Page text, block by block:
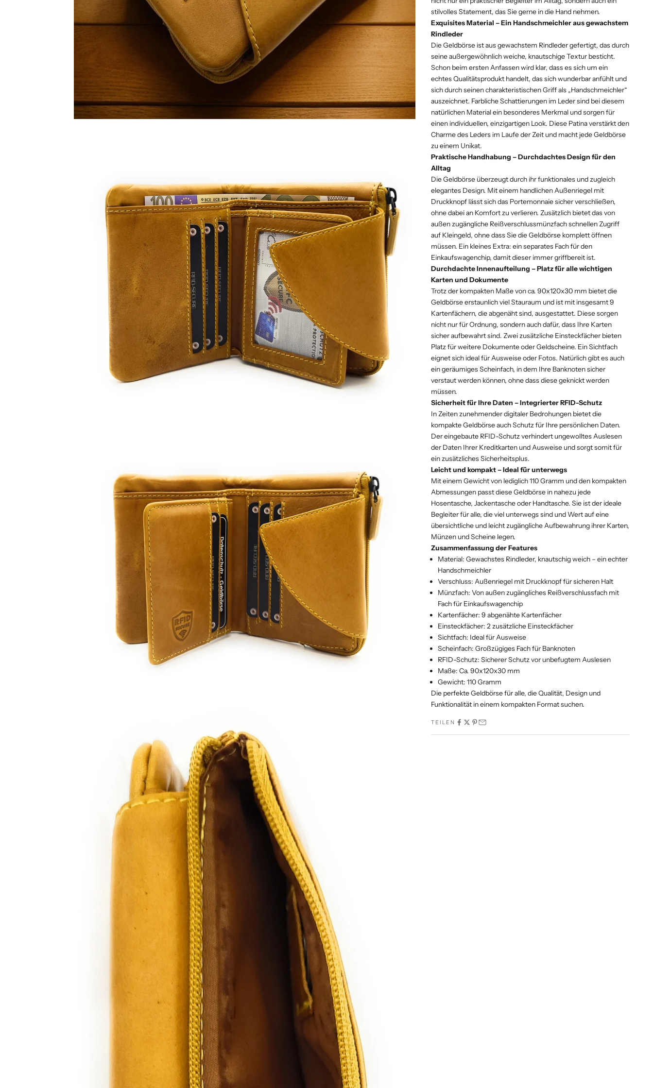
stilvolles Statement, das Sie gerne in die Hand nehmen.
Exquisites Material – Ein Handschmeichler aus gewachstem
Rindleder
Die Geldbörse ist aus gewachstem Rindleder gefertigt, das durch
seine außergewöhnlich weiche, knautschige Textur besticht.
Schon beim ersten Anfassen wird klar, dass es sich um ein
echtes Qualitätsprodukt handelt, das sich wunderbar anfühlt und
sich durch seinen charakteristischen Griff als „Handschmeichler“
auszeichnet. Farbliche Schattierungen im Leder sind bei diesem
natürlichen Material ein besonderes Merkmal und sorgen für
einen individuellen, einzigartigen Look. Diese Patina verstärkt den
Charme des Leders im Laufe der Zeit und macht jede Geldbörse
zu einem Unikat.
Praktische Handhabung – Durchdachtes Design für den
Alltag
Die Geldbörse überzeugt durch ihr funktionales und zugleich
elegantes Design. Mit einem handlichen Außenriegel mit
Druckknopf lässt sich das Portemonnaie sicher verschließen,
ohne dabei an Komfort zu verlieren. Zusätzlich bietet das von
außen zugängliche Reißverschlussmünzfach schnellen Zugriff
auf Kleingeld, ohne dass Sie die Geldbörse komplett öffnen
müssen. Ein kleines Extra: ein separates Fach für den
Einkaufswagenchip, damit dieser immer griffbereit ist.
Durchdachte Innenaufteilung – Platz für alle wichtigen
Karten und Dokumente
Trotz der kompakten Maße von ca. 90x120x30 mm bietet die
Geldbörse erstaunlich viel Stauraum und ist mit insgesamt 9
Kartenfächern, die abgenäht sind, ausgestattet. Diese sorgen
nicht nur für Ordnung, sondern auch dafür, dass Ihre Karten
sicher aufbewahrt sind. Zwei zusätzliche Einsteckfächer bieten
Platz für weitere Dokumente oder Geldscheine. Ein Sichtfach
eignet sich ideal für Ausweise oder Fotos. Natürlich gibt es auch
ein geräumiges Scheinfach, in dem Ihre Banknoten sicher
verstaut werden können, ohne dass diese geknickt werden
müssen.
Sicherheit für Ihre Daten – Integrierter RFID-Schutz
In Zeiten zunehmender digitaler Bedrohungen bietet die
kompakte Geldbörse auch Schutz für Ihre persönlichen Daten.
Der eingebaute RFID-Schutz verhindert ungewolltes Auslesen
der Daten Ihrer Kreditkarten und Ausweise und sorgt somit für
ein zusätzliches Sicherheitsplus.
Leicht und kompakt – Ideal für unterwegs
Mit einem Gewicht von lediglich 110 Gramm und den kompakten
Abmessungen passt diese Geldbörse in nahezu jede
Hosentasche, Jackentasche oder Handtasche. Sie ist der ideale
Begleiter für alle, die viel unterwegs sind und Wert auf eine
übersichtliche und leicht zugängliche Aufbewahrung ihrer Karten,
Münzen und Scheine legen.
Zusammenfassung der Features
Material: Gewachstes Rindleder, knautschig weich – ein echter
Handschmeichler
Verschluss: Außenriegel mit Druckknopf für sicheren Halt
Münzfach: Von außen zugängliches Reißverschlussfach mit
Fach für Einkaufswagenchip
Kartenfächer: 9 abgenähte Kartenfächer
Einsteckfächer: 2 zusätzliche Einsteckfächer
Sichtfach: Ideal für Ausweise
Scheinfach: Großzügiges Fach für Banknoten
RFID-Schutz: Sicherer Schutz vor unbefugtem Auslesen
Maße: Ca. 90x120x30 mm
Gewicht: 110 Gramm
Die perfekte Geldbörse für alle, die Qualität, Design und
Funktionalität in einem kompakten Format suchen.
TEILEN